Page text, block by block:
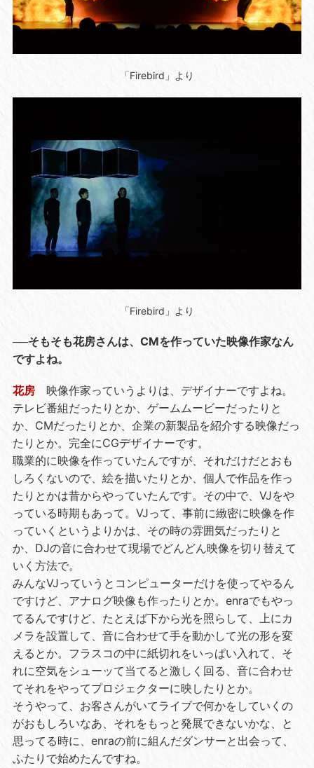
「Firebird」より
「Firebird」より
──そもそも花房さんは、CMを作っていた映像作家なん
ですよね。
花房映像作家っていうよりは、デザイナーですよね。
テレビ番組だったりとか、ゲームムービーだったりと
か、CMだったりとか、企業の新製品を紹介する映像だっ
たりとか。完全にCGデザイナーです。
職業的に映像を作っていたんですが、それだけだとおも
しろくないので、絵を描いたりとか、個人で作品を作っ
たりとかは昔からやっていたんです。その中で、VJをや
っている時期もあって。VJって、事前に緻密に映像を作
っていくというよりかは、その時の雰囲気だったりと
か、DJの音に合わせて現場でどんどん映像を切り替えて
いく方法で。
みんなVJっていうとコンピューターだけを使ってやるん
ですけど、アナログ映像も作ったりとか。enraでもやっ
てるんですけど、たとえば下から光を照らして、上にカ
メラを設置して、音に合わせて手を動かして光の形を変
えるとか。フラスコの中に紙切れをいっぱい入れて、そ
れに空気をシューッて当てると激しく回る、音に合わせ
てそれをやってプロジェクターに映したりとか。
そうやって、お客さんがいてライブで何かをしていくの
がおもしろいなあ、それをもっと発展できないかな、と
思ってる時に、enraの前に組んだダンサーと出会って、
ふたりで始めたんですね。